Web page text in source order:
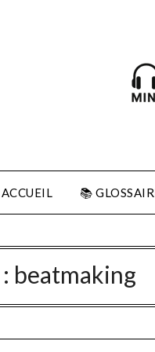
ACCUEIL 📚
beatmaking